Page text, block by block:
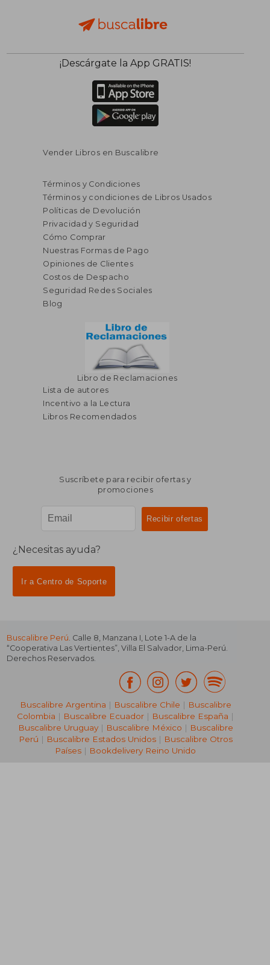
55%
dcto. S/ 82,31
¡Descárgate la App GRATIS!
Vender Libros en Buscalibre
Términos y Condiciones
Términos y condiciones de Libros Usados
Políticas de Devolución
Privacidad y Seguridad
Cómo Comprar
Nuestras Formas de Pago
Opiniones de Clientes
Costos de Despacho
Seguridad Redes Sociales
Blog
Libro de Reclamaciones
Lista de autores
Incentivo a la Lectura
Libros Recomendados
Suscríbete para recibir ofertas y
promociones
¿Necesitas ayuda?
Ir a Centro de Soporte
Buscalibre Perú. Calle 8, Manzana I, Lote 1-A de la
“Cooperativa Las Vertientes”, Villa El Salvador, Lima-Perú.
Derechos Reservados.
Buscalibre Argentina | Buscalibre Chile | Buscalibre
Colombia | Buscalibre Ecuador | Buscalibre España |
Buscalibre Uruguay| Buscalibre México | Buscalibre
Perú | Buscalibre Estados Unidos| Buscalibre Otros
Países | Bookdelivery Reino Unido